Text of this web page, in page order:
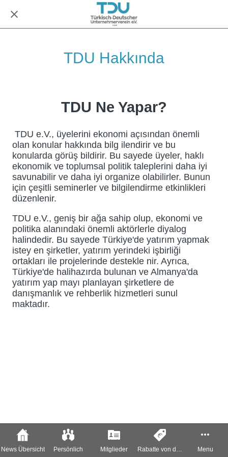
TDU Hakkında
TDU Ne Yapar?
TDU e.V., üyelerini ekonomi açısından önemli
olan konular hakkında bilg ilendirir ve bu
konularda görüş bildirir. Bu sayede üyeler, haklı
ekonomik ve toplumsal politik taleplerini daha iyi
savunabilir ve daha iyi organize olabilirler. Bunun
için çeşitli seminerler ve bilgilendirme etkinlikleri
düzenlenir.
TDU e.V., geniş bir ağa sahip olup, ekonomi ve
politika alanındaki önemli aktörlerle diyalog
halindedir. Bu sayede Türkiye'de yatırım yapmak
istey en şirketler, yatırım yerindeki işbirliği
ortakları ile projelerinde destekle nir. Ayrıca,
Türkiye'de halihazırda bulunan ve Almanya'da
yatırım yap mayı planlayan şirketlere de
danışmanlık ve rehberlik hizmetleri sunul
maktadır.
News Übersicht Persönlich Mitglieder
Rabatte von der
Menu